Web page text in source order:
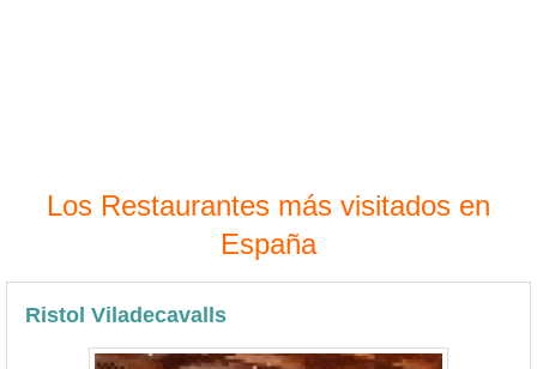
Los Restaurantes más visitados en
España
Ristol Viladecavalls